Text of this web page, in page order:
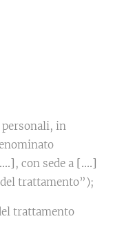
in
, con sede a [….]
trattamento”);
trattamento